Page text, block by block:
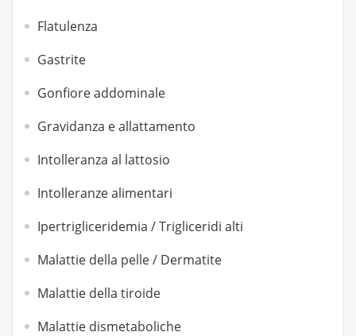
Flatulenza
Gastrite
Gonfiore addominale
Gravidanza e allattamento
Intolleranza al lattosio
Intolleranze alimentari
Ipertrigliceridemia / Trigliceridi alti
Malattie della pelle / Dermatite
Malattie della tiroide
Malattie dismetaboliche